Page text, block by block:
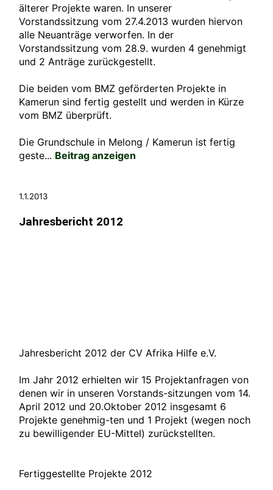
älterer Projekte waren. In unserer
Vorstandssitzung vom 27.4.2013 wurden hiervon
alle Neuanträge verworfen. In der
Vorstandssitzung vom 28.9. wurden 4 genehmigt
und 2 Anträge zurückgestellt.
Die beiden vom BMZ geförderten Projekte in
Kamerun sind fertig gestellt und werden in Kürze
vom BMZ überprüft.
Die Grundschule in Melong / Kamerun ist fertig
geste... Beitrag anzeigen
1.1.2013
Jahresbericht 2012
Jahresbericht 2012 der CV Afrika Hilfe e.V.
Im Jahr 2012 erhielten wir 15 Projektanfragen von
denen wir in unseren Vorstands-sitzungen vom 14.
April 2012 und 20.Oktober 2012 insgesamt 6
Projekte genehmig-ten und 1 Projekt (wegen noch
zu bewilligender EU-Mittel) zurückstellten.
Fertiggestellte Projekte 2012